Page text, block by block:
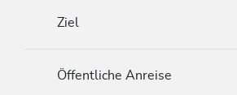
Ziel
Öffentliche Anreise